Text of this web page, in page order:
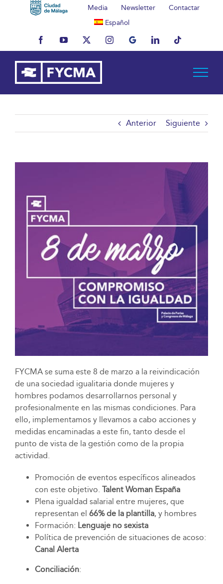
Media Newsletter
Contactar
Español
FacebookYouTubeX InstagramMyBusinessLinkedInTiktok
Anterior Siguiente
FYCMA se suma este 8 de marzo a la reivindicación
de una sociedad igualitaria donde mujeres y
hombres podamos desarrollarnos personal y
profesionalmente en las mismas condiciones. Para
ello, implementamos y llevamos a cabo acciones y
medidas encaminadas a este fin, tanto desde el
punto de vista de la gestión como de la propia
actividad.
Promoción de eventos específicos alineados
con este objetivo. Talent Woman España
Plena igualdad salarial entre mujeres, que
representan el 66% de la plantilla, y hombres
Formación: Lenguaje no sexista
Política de prevención de situaciones de acoso:
Canal Alerta
Conciliación: